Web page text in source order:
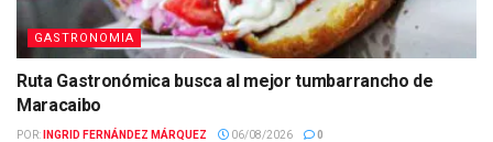
GASTRONOMIA
Ruta Gastronómica busca al mejor tumbarrancho de
Maracaibo
POR: INGRID FERNÁNDEZ MÁRQUEZ 06/08/2026 0